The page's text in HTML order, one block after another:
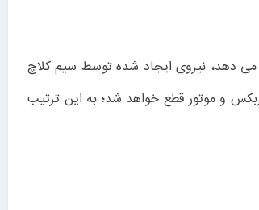
می دهد، نیروی ایجاد شده توسط سیم کلاچ
و موتور قطع خواهد شد؛ به این ترتیب